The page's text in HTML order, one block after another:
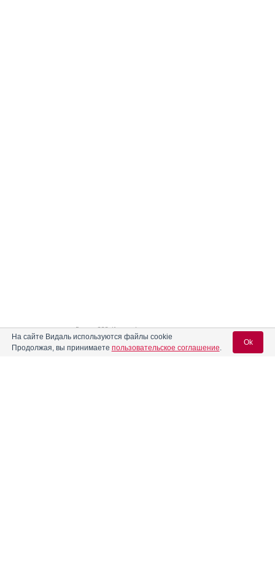
Реклама. ООО «Изварино Фарма»,
ОГРН 103 5000900758
На сайте Видаль используются файлы cookie
Продолжая, вы принимаете пользовательское соглашение.
Ok